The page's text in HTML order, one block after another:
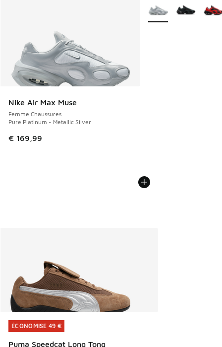
Nike Air Max Muse
Femme Chaussures
Pure Platinum - Metallic Silver
€ 169,99
Plus de couleurs
ÉCONOMISE 49 €
Puma Speedcat Long Tong
ÉCONOMISE 49 €